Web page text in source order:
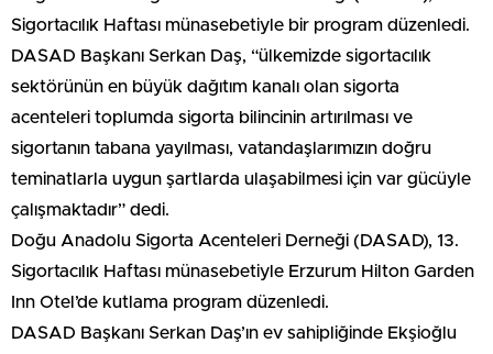
Sigortacılık Haftası münasebetiyle bir program düzenledi.
DASAD Başkanı Serkan Daş, “ülkemizde sigortacılık
sektörünün en büyük dağıtım kanalı olan sigorta
acenteleri toplumda sigorta bilincinin artırılması ve
sigortanın tabana yayılması, vatandaşlarımızın doğru
teminatlarla uygun şartlarda ulaşabilmesi için var gücüyle
çalışmaktadır” dedi.
Doğu Anadolu Sigorta Acenteleri Derneği (DASAD), 13.
Sigortacılık Haftası münasebetiyle Erzurum Hilton Garden
Inn Otel’de kutlama program düzenledi.
DASAD Başkanı Serkan Daş’ın ev sahipliğinde Ekşioğlu